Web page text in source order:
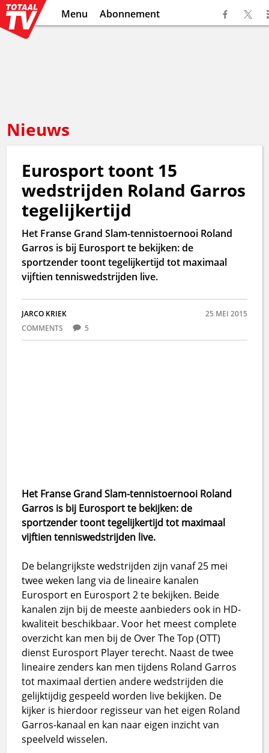
Menu Abonnement
Nieuws
Eurosport toont 15
wedstrijden Roland Garros
tegelijkertijd
Het Franse Grand Slam-tennistoernooi Roland
Garros is bij Eurosport te bekijken: de
sportzender toont tegelijkertijd tot maximaal
vijftien tenniswedstrijden live.
JARCO KRIEK
25 MEI 2015
COMMENTS
5
Het Franse Grand Slam-tennistoernooi Roland
Garros is bij Eurosport te bekijken: de
sportzender toont tegelijkertijd tot maximaal
vijftien tenniswedstrijden live.
De belangrijkste wedstrijden zijn vanaf 25 mei
twee weken lang via de lineaire kanalen
Eurosport en Eurosport 2 te bekijken. Beide
kanalen zijn bij de meeste aanbieders ook in HD-
kwaliteit beschikbaar. Voor het meest complete
overzicht kan men bij de Over The Top (OTT)
dienst Eurosport Player terecht. Naast de twee
lineaire zenders kan men tijdens Roland Garros
tot maximaal dertien andere wedstrijden die
gelijktijdig gespeeld worden live bekijken. De
kijker is hierdoor regisseur van het eigen Roland
Garros-kanaal en kan naar eigen inzicht van
speelveld wisselen.